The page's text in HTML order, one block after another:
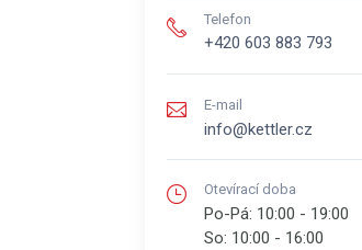
Telefon
+420 603 883 793
E-mail
info@kettler.cz
Otevírací doba
Po-Pá: 10:00 - 19:00
So: 10:00 - 16:00